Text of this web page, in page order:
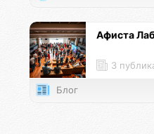
Афиста
3
Блог